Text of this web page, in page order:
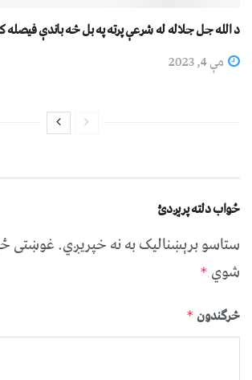
د الله جل جلاله له شرعې پرته په بل څه باندې فيصله
مې 4, 2023
ځواب دلته پرېږدئ
ستاسو برېښناليک به نه خپريږي.غوښتى
شوي *
څرگندون *